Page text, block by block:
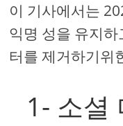
이 기사에서는
익명 성을 유지
터를 제거하기위
1- 소셜